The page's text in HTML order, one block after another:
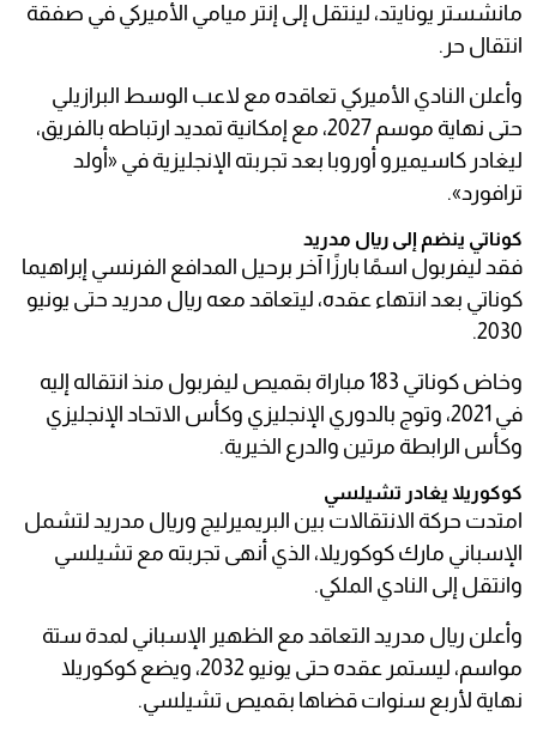
مانشستر يونايتد، لينتقل إلى إنتر ميامي الأميركي في صفقة
انتقال حر.
وأعلن النادي الأميركي تعاقده مع لاعب الوسط البرازيلي
حتى نهاية موسم 2027، مع إمكانية تمديد ارتباطه بالفريق،
ليغادر كاسيميرو أوروبا بعد تجربته الإنجليزية في «أولد
ترافورد».
كوناتي ينضم إلى ريال مدريد
فقد ليفربول اسمًا بارزًا آخر برحيل المدافع الفرنسي إبراهيما
كوناتي بعد انتهاء عقده، ليتعاقد معه ريال مدريد حتى يونيو
2030.
وخاض كوناتي 183 مباراة بقميص ليفربول منذ انتقاله إليه
في 2021، وتوج بالدوري الإنجليزي وكأس الاتحاد الإنجليزي
وكأس الرابطة مرتين والدرع الخيرية.
كوكوريلا يغادر تشيلسي
امتدت حركة الانتقالات بين البريميرليج وريال مدريد لتشمل
الإسباني مارك كوكوريلا، الذي أنهى تجربته مع تشيلسي
وانتقل إلى النادي الملكي.
وأعلن ريال مدريد التعاقد مع الظهير الإسباني لمدة ستة
مواسم، ليستمر عقده حتى يونيو 2032، ويضع كوكوريلا
نهاية لأربع سنوات قضاها بقميص تشيلسي.